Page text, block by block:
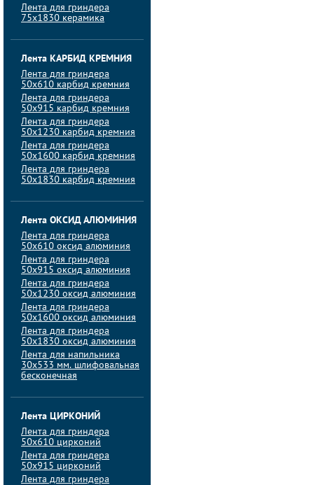
Лента для гриндера
75х1830 керамика
Лента КАРБИД КРЕМНИЯ
Лента для гриндера
50х610 карбид кремния
Лента для гриндера
50х915 карбид кремния
Лента для гриндера
50х1230 карбид кремния
Лента для гриндера
50х1600 карбид кремния
Лента для гриндера
50х1830 карбид кремния
Лента ОКСИД АЛЮМИНИЯ
Лента для гриндера
50х610 оксид алюминия
Лента для гриндера
50х915 оксид алюминия
Лента для гриндера
50х1230 оксид алюминия
Лента для гриндера
50х1600 оксид алюминия
Лента для гриндера
50х1830 оксид алюминия
Лента для напильника
30х533 мм. шлифовальная
бесконечная
Лента ЦИРКОНИЙ
Лента для гриндера
50х610 цирконий
Лента для гриндера
50х915 цирконий
Лента для гриндера